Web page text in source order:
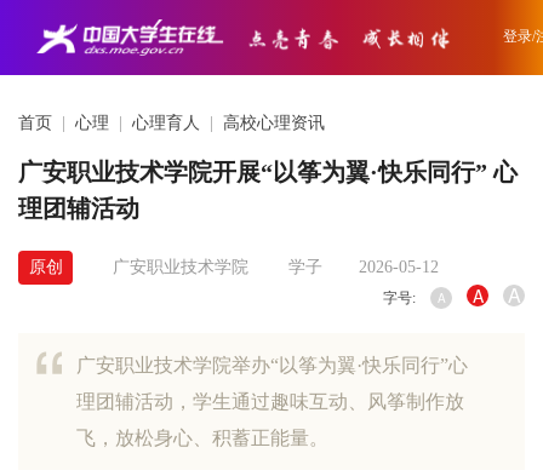
登录/
首页 心理 心理育人 高校心理资讯
广安职业技术学院开展“以筝为翼·快乐同行” 心
理团辅活动
原创 广安职业技术学院 学子 2026-05-12
字号: A A A
广安职业技术学院举办“以筝为翼·快乐同行”心
理团辅活动，学生通过趣味互动、风筝制作放
飞，放松身心、积蓄正能量。